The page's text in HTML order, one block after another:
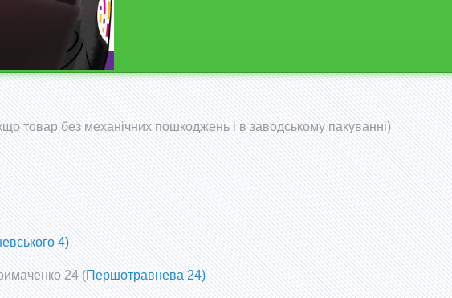
товар без механічних пошкоджень і в заводському пакуванні)
4)
24 (Першотравнева 24)